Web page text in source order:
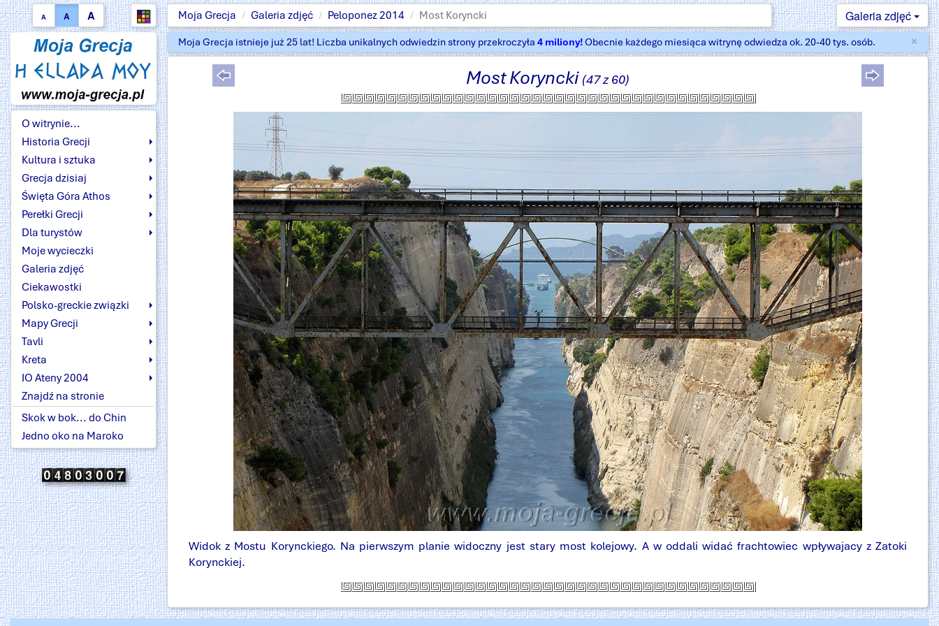
A A A Moja Grecja Galeria zdjęć Peloponez 2014 Most Koryncki Galeria zdjęć
O witrynie...
Historia Grecji
Kultura i sztuka
Grecja dzisiaj
Święta Góra Athos
Perełki Grecji
Dla turystów
Moje wycieczki
Galeria zdjęć
Ciekawostki
Polsko-greckie związki
Mapy Grecji
Tavli
Kreta
IO Ateny 2004
Znajdź na stronie
Skok w bok... do Chin
Jedno oko na Maroko
×
Moja Grecja istnieje już 25 lat! Liczba unikalnych odwiedzin strony przekroczyła 4 miliony!Obecnie każdego miesiąca witrynę odwiedza ok. 20-40 tys. osób.
Most Koryncki (47 z 60)
Widok z Mostu Korynckiego. Na pierwszym planie widoczny jest stary most kolejowy. A w oddali widać frachtowiec wpływajacy z Zatoki
Korynckiej.